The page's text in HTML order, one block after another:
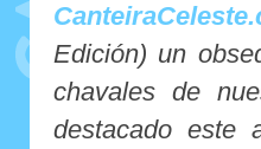
Edición) un
chavales de
destacado este